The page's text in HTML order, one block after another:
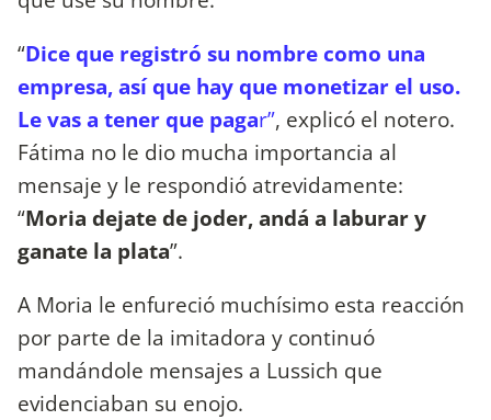
“Diceque registró su nombre como una
empresa, así que hay que monetizar el uso.
Le vas a tener que pagar”, explicó el notero.
Fátima no le dio mucha importancia al
mensaje y le respondió atrevidamente:
“Moria dejate de joder, andá a laburar y
ganate la plata”.
A Moria le enfureció muchísimo esta reacción
por parte de la imitadora y continuó
mandándole mensajes a Lussich que
evidenciaban su enojo.